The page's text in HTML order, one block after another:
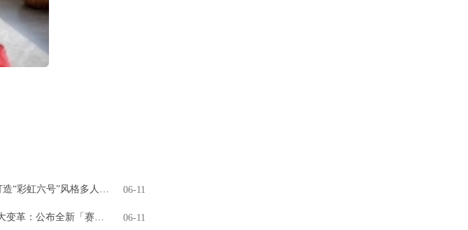
《德军总部》开发商正打造“彩虹六号”风格多人游戏 06-11
《上古卷轴OL》迎来重大变革：公布全新「赛季」模式，引领全新时代 06-11